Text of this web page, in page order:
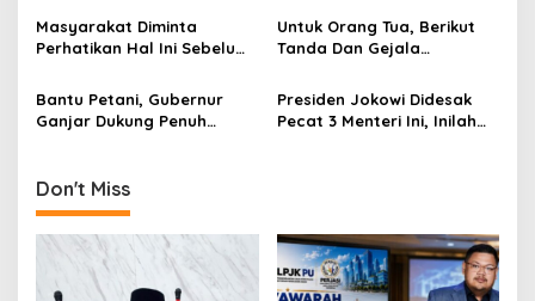
t
i
o
n
Dekat!”
Masyarakat Diminta
Perhatikan Hal Ini Sebelum
Untuk Orang Tua, Berikut
Tanda Dan Gejala
Anak
Bantu Petani, Gubernur
Ganjar Dukung Penuh
Presiden Jokowi Didesak
Pecat 3 Menteri Ini, Inilah
Don't Miss